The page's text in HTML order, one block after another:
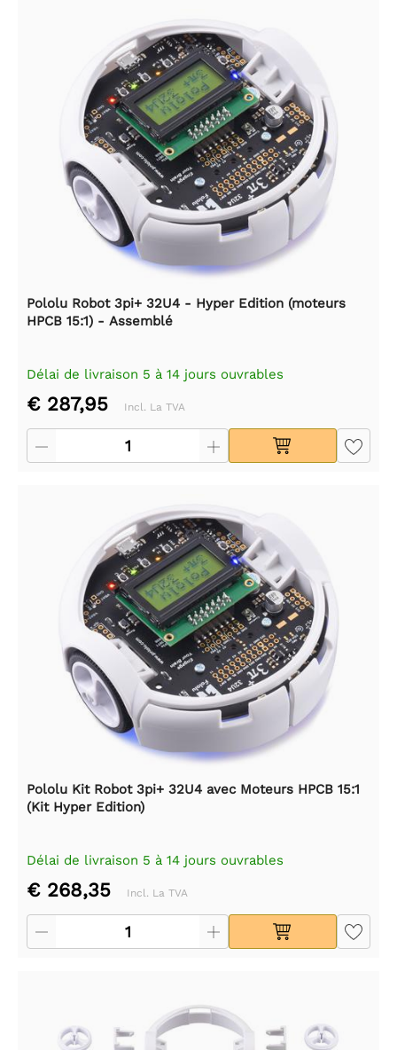
Pololu Robot 3pi+ 32U4 - Hyper Edition (moteurs
HPCB 15:1) - Assemblé
Délai de livraison 5 à 14 jours ouvrables
€ 287,95 Incl. La TVA
Pololu Kit Robot 3pi+ 32U4 avec Moteurs HPCB 15:1
(Kit Hyper Edition)
Délai de livraison 5 à 14 jours ouvrables
€ 268,35 Incl. La TVA